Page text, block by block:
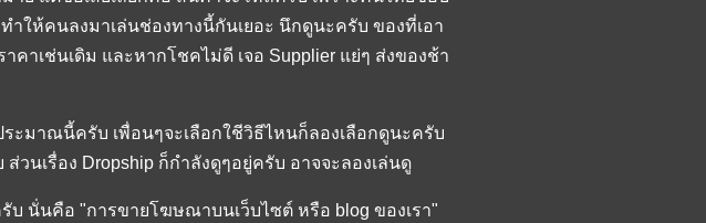
ำให้คนลงมาเล่นช่องทางนี้กันเยอะ นึกดูนะครับ ของที่เอา
าเช่นเดิม และหากโชคไม่ดี เจอ Supplier แย่ๆ ส่งของช้า
มาณนี้ครับ เพื่อนๆจะเลือกใชีวิธีไหนก็ลองเลือกดูนะครับ
นเรื่อง Dropship ก็กำลังดูๆอยู่ครับ อาจจะลองเล่นดู
รับ นั่นคือ "การขายโฆษณาบนเว็บไซต์ หรือ blog ของเรา"